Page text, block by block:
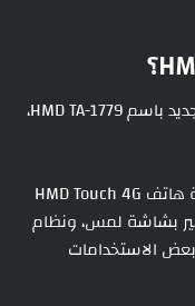
بحسب شهادة الاعتماد، سيأتي الهاتف الجديد باسم HMD TA-1779،
ومن المتوقع أن يتبع الجهاز نفس فلسفة هاتف HMD Touch 4G
وهو هاتف صغير بشاشة لمس، ونظام
الاستخدامات